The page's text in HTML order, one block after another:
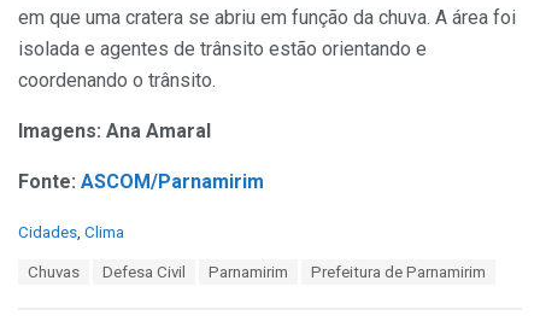
em que uma cratera se abriu em função da chuva. A área foi
isolada e agentes de trânsito estão orientando e
coordenando o trânsito.
Imagens: Ana Amaral
Fonte: ASCOM/Parnamirim
C
Cidades, Clima
Chuvas Defesa Civil Parnamirim Prefeitura de Parnamirim